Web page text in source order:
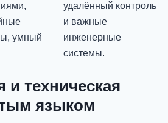
умный
удалённый контроль
и важные
инженерные
системы.
и техническая
языком